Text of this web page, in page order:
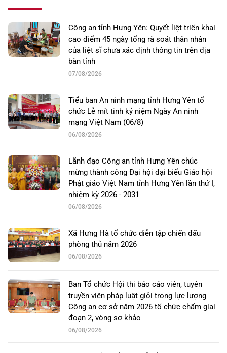
Công an tỉnh Hưng Yên: Quyết liệt triển khai
cao điểm 45 ngày tổng rà soát thân nhân
của liệt sĩ chưa xác định thông tin trên địa
bàn tỉnh
07/08/2026
Tiểu ban An ninh mạng tỉnh Hưng Yên tổ
chức Lễ mít tinh kỷ niệm Ngày An ninh
mạng Việt Nam (06/8)
06/08/2026
Lãnh đạo Công an tỉnh Hưng Yên chúc
mừng thành công Đại hội đại biểu Giáo hội
Phật giáo Việt Nam tỉnh Hưng Yên lần thứ I,
nhiệm kỳ 2026 - 2031
06/08/2026
Xã Hưng Hà tổ chức diễn tập chiến đấu
phòng thủ năm 2026
06/08/2026
Ban Tổ chức Hội thi báo cáo viên, tuyên
truyền viên pháp luật giỏi trong lực lượng
Công an cơ sở năm 2026 tổ chức chấm giai
đoạn 2, vòng sơ khảo
06/08/2026